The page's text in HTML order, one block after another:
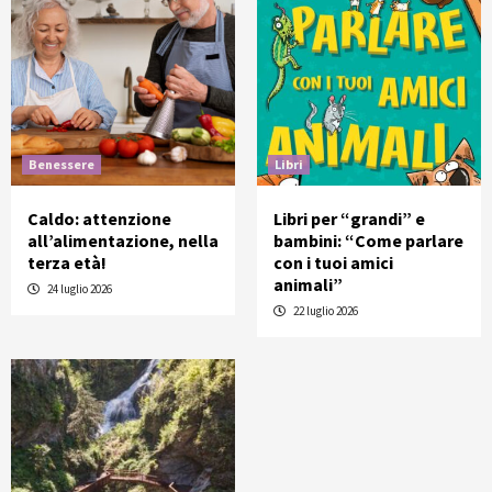
Benessere
Caldo: attenzione
all’alimentazione, nella
terza età!
24 luglio 2026
Libri
Libri per “grandi” e
bambini: “Come parlare
con i tuoi amici
animali”
22 luglio 2026